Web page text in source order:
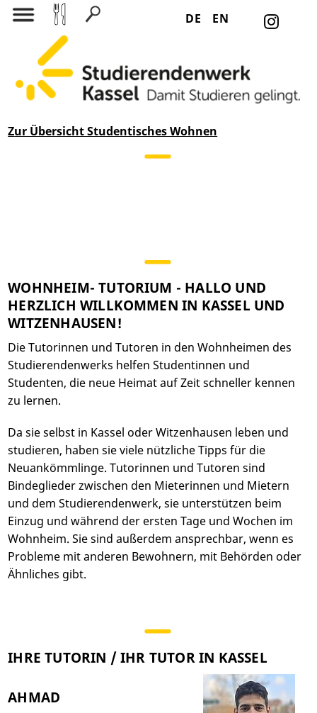
DE EN
Suchen nach:
Zur Übersicht Studentisches Wohnen
WOHNHEIM- TUTORIUM - HALLO UND
HERZLICH WILLKOMMEN IN KASSEL UND
WITZENHAUSEN!
Die Tutorinnen und Tutoren in den Wohnheimen des
Studierendenwerks helfen Studentinnen und
Studenten, die neue Heimat auf Zeit schneller kennen
zu lernen.
Da sie selbst in Kassel oder Witzenhausen leben und
studieren, haben sie viele nützliche Tipps für die
Neuankömmlinge. Tutorinnen und Tutoren sind
Bindeglieder zwischen den Mieterinnen und Mietern
und dem Studierendenwerk, sie unterstützen beim
Einzug und während der ersten Tage und Wochen im
Wohnheim. Sie sind außerdem ansprechbar, wenn es
Probleme mit anderen Bewohnern, mit Behörden oder
Ähnliches gibt.
IHRE TUTORIN / IHR TUTOR IN KASSEL
AHMAD